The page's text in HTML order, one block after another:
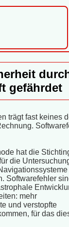
gefährdet
trägt fast keines
hat die
die
Softwarefehler
mehr
und verstopfte
für das